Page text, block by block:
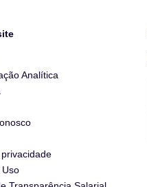
Analítica
Uso